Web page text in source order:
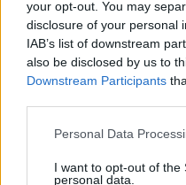
your opt-out. You may
disclosure of your personal
IAB’s list of downstream
also be disclosed by us to
Downstream Participants
Personal Data
I want to opt-out of the
personal data.